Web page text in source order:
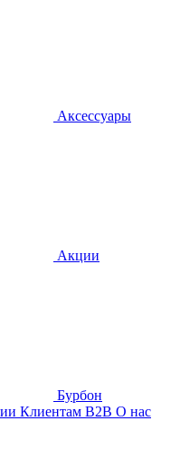
Аксессуары
Акции
Бурбон
Клиентам B2B О нас